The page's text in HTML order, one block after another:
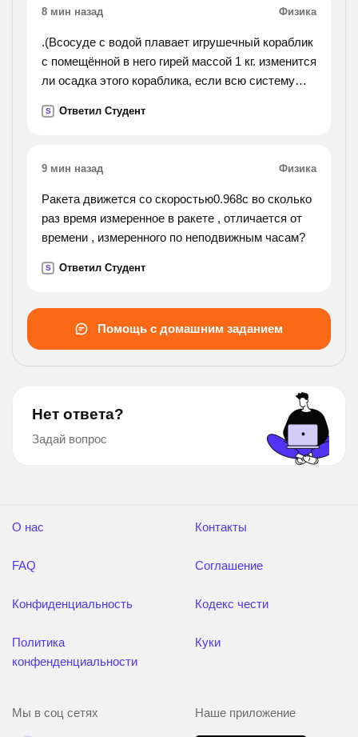
8 мин назад Физика
.(Всосуде с водой плавает игрушечный кораблик
с помещённой в него гирей массой 1 кг. изменится
ли осадка этого кораблика, если всю систему
S Ответил Студент
9 мин назад Физика
Ракета движется со скоростью0.968c во сколько
раз время измеренное в ракете , отличается от
времени , измеренного по неподвижным часам?
S Ответил Студент
Помощь с домашним заданием
Нет ответа?
Задай вопрос
О нас
FAQ
Конфиденциальность
Политика
конфенденциальности
Контакты
Соглашение
Кодекс чести
Куки
Мы в соц сетях Наше приложение